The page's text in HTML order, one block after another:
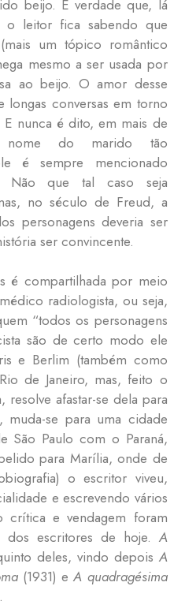
beijo. É verdade que, lá
leitor fica sabendo que
um tópico romântico
mesmo a ser usada por
ao beijo. O amor desse
longas conversas em torno
nunca é dito, em mais de
nome do marido tão
é sempre mencionado
Não que tal caso seja
no século de Freud, a
personagens deveria ser
ser convincente.
é compartilhada por meio
radiologista, ou seja,
“todos os personagens
são de certo modo ele
e Berlim (também como
de Janeiro, mas, feito o
resolve afastar-se dela para
muda-se para uma cidade
São Paulo com o Paraná,
para Marília, onde de
o escritor viveu,
e escrevendo vários
crítica e vendagem foram
dos escritores de hoje. A
deles, vindo depois A
(1931) eA quadragésima